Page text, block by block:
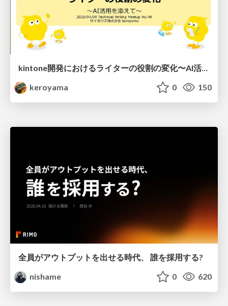
kintone開発における​ライターの役割の変化​〜AI活用を添えて〜 / Changes in the Role of Writers in Kintone Development
keroyama
0 150
全員がアウトプットを出せる時代、 誰を採用する?
nishame
0 620